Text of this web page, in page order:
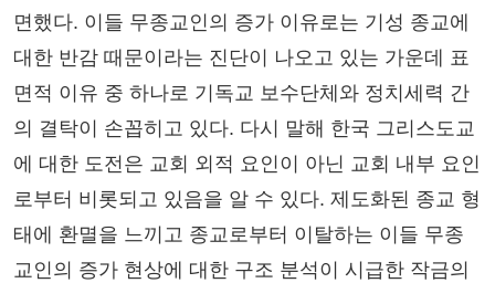
면했다. 이들 무종교인의 증가 이유로는 기성 종교에
대한 반감 때문이라는 진단이 나오고 있는 가운데 표
면적 이유 중 하나로 기독교 보수단체와 정치세력 간
의 결탁이 손꼽히고 있다. 다시 말해 한국 그리스도교
에 대한 도전은 교회 외적 요인이 아닌 교회 내부 요인
로부터 비롯되고 있음을 알 수 있다. 제도화된 종교 형
태에 환멸을 느끼고 종교로부터 이탈하는 이들 무종
교인의 증가 현상에 대한 구조 분석이 시급한 작금의